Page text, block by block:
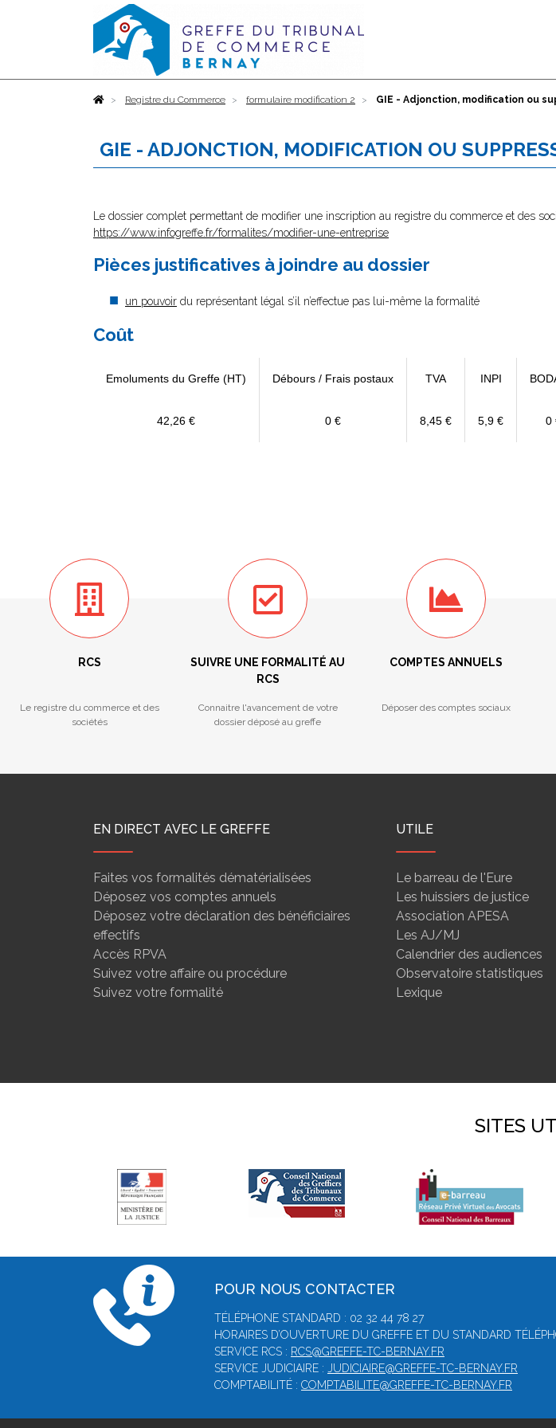
AccueilRegistre du Commerce formulaire modification 2 GIE - Adjonction, modification ou
GIE - ADJONCTION, MODIFICATION OU
Le dossier complet permettant de modifier une inscription au registre du commerce et des
https://www.infogreffe.fr/formalites/modifier-une-entreprise
Pièces justificatives à joindre au dossier
un pouvoir du représentant légal s’il n’effectue pas lui-même la formalité
Coût
Emoluments du Greffe (HT) Débours / Frais postaux TVA INPI
42,26 € 0 € 8,45 € 5,9 € 0
RCS
Le registre du commerce et des
sociétés
SUIVRE UNE FORMALITÉ AU
RCS
Connaitre l'avancement de votre
dossier déposé au greffe
COMPTES ANNUELS
Déposer des comptes sociaux
EN DIRECT AVEC LE GREFFE
Faites vos formalités dématérialisées
Déposez vos comptes annuels
Déposez votre déclaration des bénéficiaires
effectifs
Accès RPVA
Suivez votre affaire ou procédure
Suivez votre formalité
UTILE
Le barreau de l'Eure
Les huissiers de justice
Association APESA
Les AJ/MJ
Calendrier des audiences
Observatoire statistiques
Lexique
SITES
POUR NOUS CONTACTER
TÉLÉPHONE STANDARD : 02 32 44 78 27
HORAIRES D’OUVERTURE DU GREFFE ET DU STANDARD
SERVICE RCS : RCS@GREFFE-TC-BERNAY.FR
SERVICE JUDICIAIRE : JUDICIAIRE@GREFFE-TC-BERNAY.FR
COMPTABILITÉ : COMPTABILITE@GREFFE-TC-BERNAY.FR